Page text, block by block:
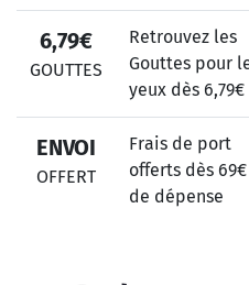
6,79€
GOUTTES
Retrouvez les
Gouttes pour
yeux dès 6,79€
ENVOI
OFFERT
Frais de port
offerts dès 69€
de dépense